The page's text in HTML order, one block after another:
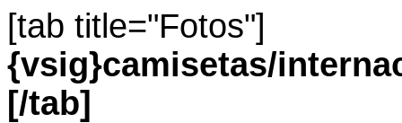
[tab title="Fotos"]
{vsig}camisetas/
[/tab]